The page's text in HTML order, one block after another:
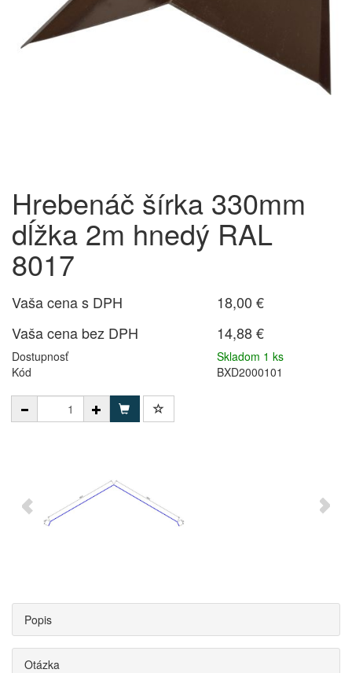
Hrebenáč šírka 330mm
dĺžka 2m hnedý RAL
8017
Vaša cena s DPH
18,00 €
Vaša cena bez DPH
14,88 €
Dostupnosť
Skladom 1 ks
Kód
BXD2000101
Popis
Otázka